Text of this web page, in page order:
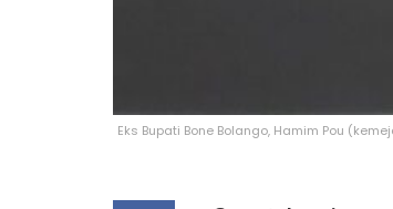
Eks Bupati Bone Bolango, Hamim Pou